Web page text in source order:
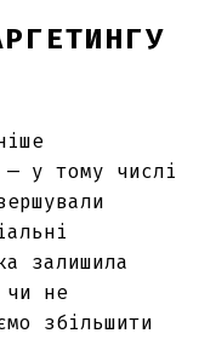
— у тому числі
залишила
чи не
збільшити